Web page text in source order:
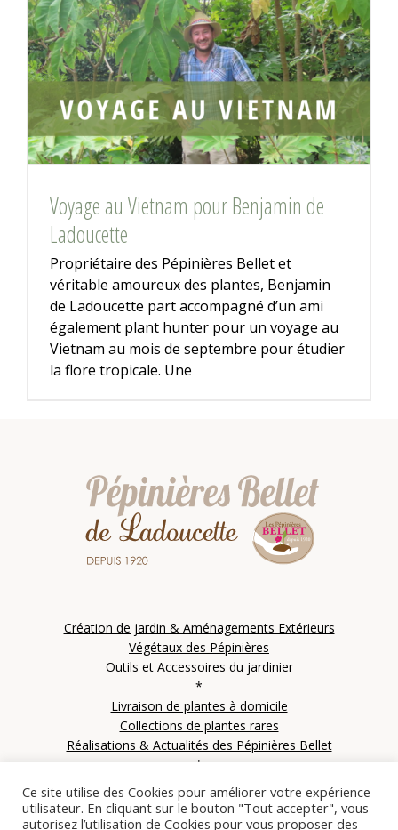
Voyage au Vietnam pour Benjamin de
Ladoucette
Propriétaire des Pépinières Bellet et
véritable amoureux des plantes, Benjamin
de Ladoucette part accompagné d’un ami
également plant hunter pour un voyage au
Vietnam au mois de septembre pour étudier
la flore tropicale. Une
Création de jardin & Aménagements Extérieurs
Végétaux des Pépinières
Outils et Accessoires du jardinier
*
Livraison de plantes à domicile
Collections de plantes rares
Réalisations & Actualités des Pépinières Bellet
*
Contactez les Pépinières Bellet
Ce site utilise des Cookies pour améliorer votre expérience
utilisateur. En cliquant sur le bouton "Tout accepter", vous
autorisez l’utilisation de Cookies pour vous proposer des